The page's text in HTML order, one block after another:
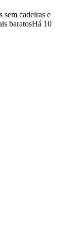
sem cadeiras e
baratosHá 10